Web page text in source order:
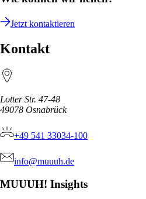
Jetzt kontaktieren
Kontakt
Lotter Str. 47-48
49078 Osnabrück
+49 541 33034-100
info@muuuh.de
MUUUH! Insights